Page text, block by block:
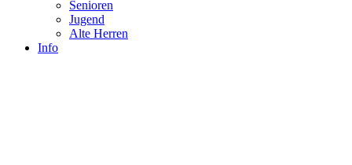
Senioren
Jugend
Alte Herren
Info